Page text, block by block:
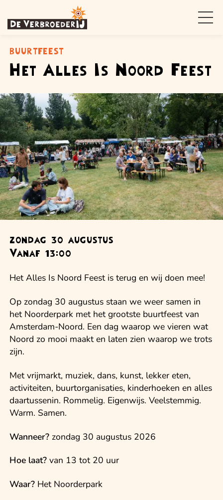
buurtfeest
Het Alles Is Noord Feest
zondag 30 augustus
Vanaf 13:00
Het Alles Is Noord Feest is terug en wij doen mee!
Op zondag 30 augustus staan we weer samen in
het Noorderpark met het grootste buurtfeest van
Amsterdam-Noord. Een dag waarop we vieren wat
Noord zo mooi maakt en laten zien waarop we trots
zijn.
Met vrijmarkt, muziek, dans, kunst, lekker eten,
activiteiten, buurtorganisaties, kinderhoeken en alles
daartussenin. Rommelig. Eigenwijs. Veelstemmig.
Warm. Samen.
Wanneer? zondag 30 augustus 2026
Hoe laat? van 13 tot 20 uur
Waar? Het Noorderpark